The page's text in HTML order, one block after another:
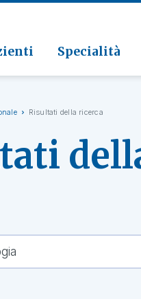
Specialità
Risultati della ricerca